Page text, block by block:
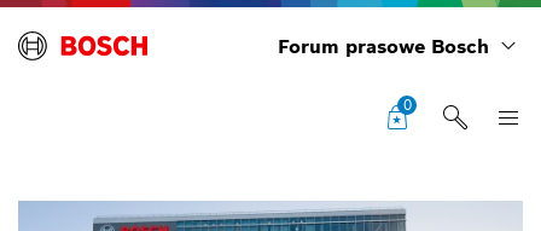
Forum prasowe Bosch
0